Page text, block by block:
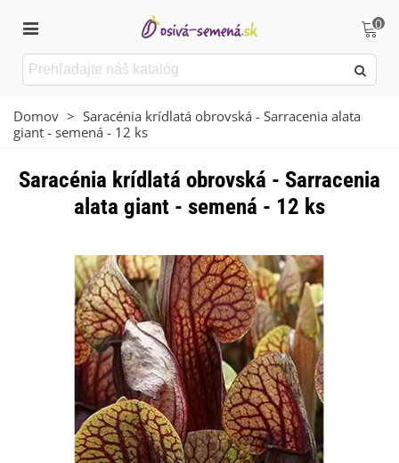
0
Domov > Saracénia krídlatá obrovská - Sarracenia alata
giant - semená - 12 ks
Saracénia krídlatá obrovská - Sarracenia
alata giant - semená - 12 ks